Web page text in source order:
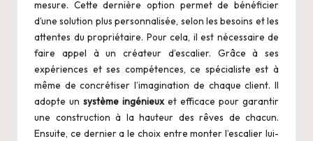
mesure. Cette dernière option permet de bénéficier
d’une solution plus personnalisée, selon les besoins et les
attentes du propriétaire. Pour cela, il est nécessaire de
faire appel à un créateur d’escalier. Grâce à ses
expériences et ses compétences, ce spécialiste est à
même de concrétiser l’imagination de chaque client. Il
adopte un système ingénieux et efficace pour garantir
une construction à la hauteur des rêves de chacun.
Ensuite, ce dernier a le choix entre monter l’escalier lui-